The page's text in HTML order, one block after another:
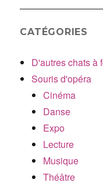
CATÉGORIES
D'autres chats à
Souris d'opéra
Cinéma
Danse
Expo
Lecture
Musique
Théâtre